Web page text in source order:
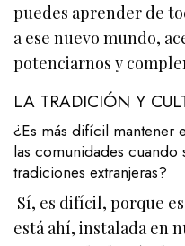
puedes aprender de
a ese nuevo mundo,
potenciarnos y
LA TRADICIÓN Y
¿Es más difícil mantener
las comunidades cuando
tradiciones extranjeras?
Sí, es difícil, porque
está ahí, instalada en